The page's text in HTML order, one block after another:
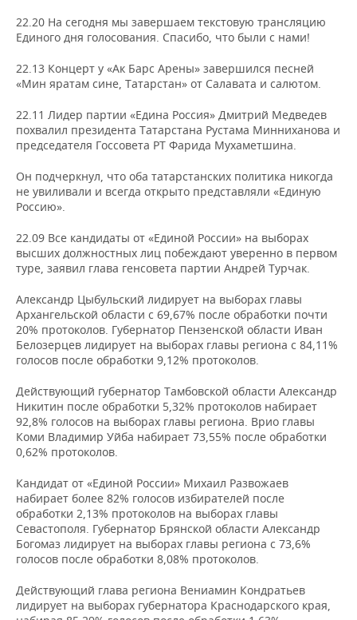
22.20 На сегодня мы завершаем текстовую трансляцию
Единого дня голосования. Спасибо, что были с нами!
22.13 Концерт у «Ак Барс Арены» завершился песней
«Мин яратам сине, Татарстан» от Салавата и салютом.
22.11 Лидер партии «Едина Россия» Дмитрий Медведев
похвалил президента Татарстана Рустама Минниханова и
председателя Госсовета РТ Фарида Мухаметшина.
Он подчеркнул, что оба татарстанских политика никогда
не увиливали и всегда открыто представляли «Единую
Россию».
22.09 Все кандидаты от «Единой России» на выборах
высших должностных лиц побеждают уверенно в первом
туре, заявил глава генсовета партии Андрей Турчак.
Александр Цыбульский лидирует на выборах главы
Архангельской области с 69,67% после обработки почти
20% протоколов. Губернатор Пензенской области Иван
Белозерцев лидирует на выборах главы региона с 84,11%
голосов после обработки 9,12% протоколов.
Действующий губернатор Тамбовской области Александр
Никитин после обработки 5,32% протоколов набирает
92,8% голосов на выборах главы региона. Врио главы
Коми Владимир Уйба набирает 73,55% после обработки
0,62% протоколов.
Кандидат от «Единой России» Михаил Развожаев
набирает более 82% голосов избирателей после
обработки 2,13% протоколов на выборах главы
Севастополя. Губернатор Брянской области Александр
Богомаз лидирует на выборах главы региона с 73,6%
голосов после обработки 8,08% протоколов.
Действующий глава региона Вениамин Кондратьев
лидирует на выборах губернатора Краснодарского края,